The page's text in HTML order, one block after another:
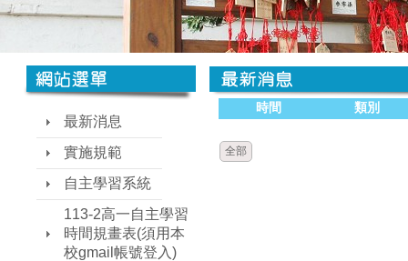
最新消息
實施規範
自主學習系統
113-2高一自主學習
時間規畫表(須用本
校gmail帳號登入)
時間 類別
全部